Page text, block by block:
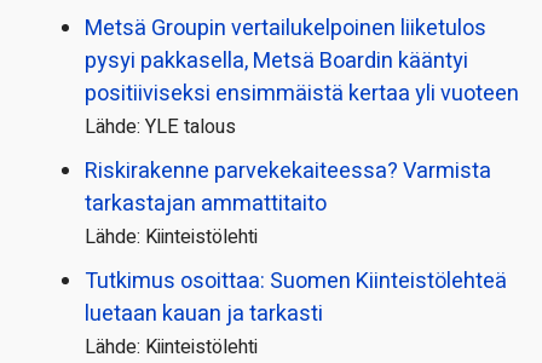
Metsä Groupin vertailu­kelpoinen liiketulos
pysyi pakkasella, Metsä Boardin kääntyi
positiiviseksi ensimmäistä kertaa yli vuoteen
Lähde: YLE talous
Riskirakenne parvekekaiteessa? Varmista
tarkastajan ammattitaito
Lähde: Kiinteistölehti
Tutkimus osoittaa: Suomen Kiinteistölehteä
luetaan kauan ja tarkasti
Lähde: Kiinteistölehti